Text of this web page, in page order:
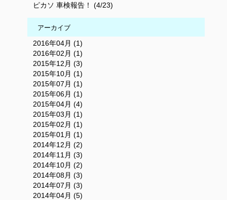
ピカソ 車検報告！ (4/23)
アーカイブ
2016年04月 (1)
2016年02月 (1)
2015年12月 (3)
2015年10月 (1)
2015年07月 (1)
2015年06月 (1)
2015年04月 (4)
2015年03月 (1)
2015年02月 (1)
2015年01月 (1)
2014年12月 (2)
2014年11月 (3)
2014年10月 (2)
2014年08月 (3)
2014年07月 (3)
2014年04月 (5)